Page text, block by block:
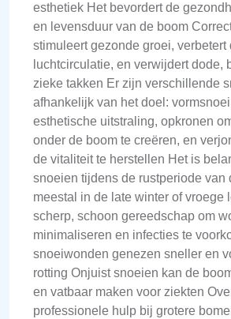
esthetiek Het bevordert de
en levensduur van de boom
stimuleert gezonde groei, verbetert
luchtcirculatie, en verwijdert dode,
zieke takken Er zijn verschillende
afhankelijk van het doel:
esthetische uitstraling, opkronen
onder de boom te creëren, en
de vitaliteit te herstellen Het is
snoeien tijdens de rustperiode van
meestal in de late winter of vroege
scherp, schoon gereedschap om
minimaliseren en infecties te
snoeiwonden genezen sneller en
rotting Onjuist snoeien kan de
en vatbaar maken voor ziekten
professionele hulp bij grotere